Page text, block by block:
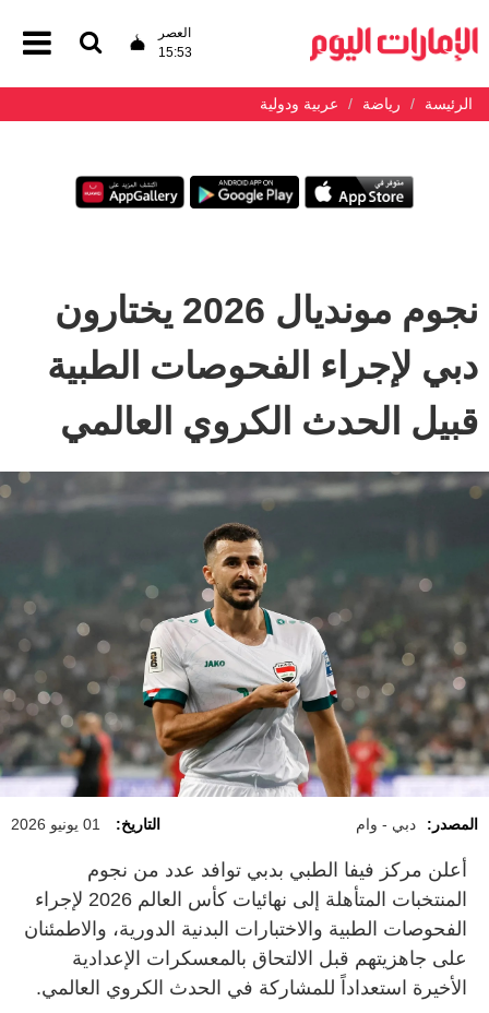
العصر
15:53
الرئيسة رياضة عربية ودولية
نجوم مونديال 2026 يختارون
دبي لإجراء الفحوصات الطبية
قبيل الحدث الكروي العالمي
المصدر: دبي - وام التاريخ: 01 يونيو 2026
أعلن مركز فيفا الطبي بدبي توافد عدد من نجوم
المنتخبات المتأهلة إلى نهائيات كأس العالم 2026 لإجراء
الفحوصات الطبية والاختبارات البدنية الدورية، والاطمئنان
على جاهزيتهم قبل الالتحاق بالمعسكرات الإعدادية
الأخيرة استعداداً للمشاركة في الحدث الكروي العالمي.